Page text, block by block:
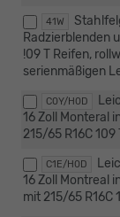
41W
Radzierblenden
!09 T Reifen,
serienmäßigen
C0Y/H0D
16 Zoll Monteral
215/65 R16C
C1E/H0D
16 Zoll Montreal
mit 215/65